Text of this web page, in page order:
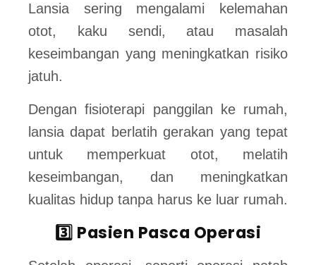
Lansia sering mengalami kelemahan
otot, kaku sendi, atau masalah
keseimbangan yang meningkatkan risiko
jatuh.
Dengan fisioterapi panggilan ke rumah,
lansia dapat berlatih gerakan yang tepat
untuk memperkuat otot, melatih
keseimbangan, dan meningkatkan
kualitas hidup tanpa harus ke luar rumah.
3️⃣ Pasien Pasca Operasi